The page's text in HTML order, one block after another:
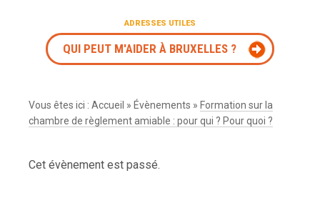
ADRESSES UTILES
QUI PEUT M'AIDER À BRUXELLES ?
Vous êtes ici :Accueil » Évènements » Formation sur la
chambre de règlement amiable : pour qui ? Pour quoi ?
Cet évènement est passé.